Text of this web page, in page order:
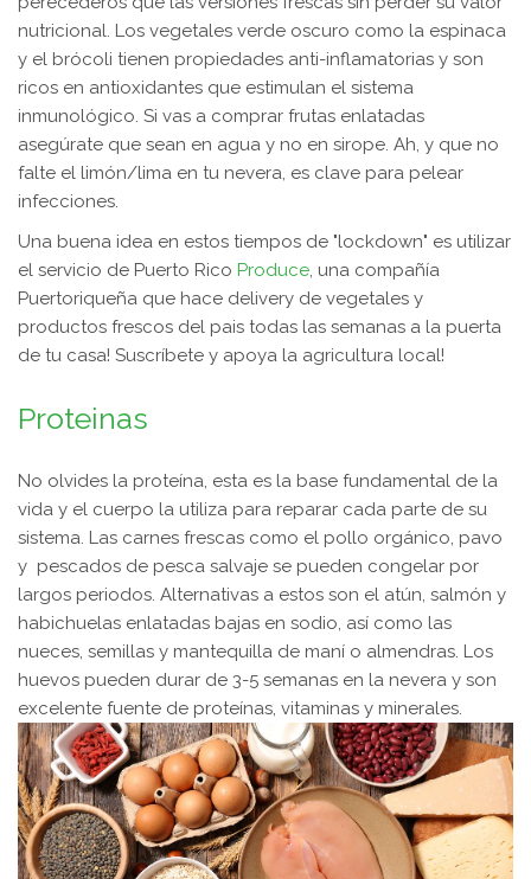
nutricional. Los vegetales verde oscuro como la espinaca
y el brócoli tienen propiedades anti-inflamatorias y son
ricos en antioxidantes que estimulan el sistema
inmunológico. Si vas a comprar frutas enlatadas
asegúrate que sean en agua y no en sirope. Ah, y que no
falte el limón/lima en tu nevera, es clave para pelear
infecciones.
Una buena idea en estos tiempos de "lockdown" es utilizar
el servicio de Puerto Rico Produce, una compañía
Puertoriqueña que hace delivery de vegetales y
productos frescos del pais todas las semanas a la puerta
de tu casa! Suscríbete y apoya la agricultura local!
Proteinas
No olvides la proteína, esta es la base fundamental de la
vida y el cuerpo la utiliza para reparar cada parte de su
sistema. Las carnes frescas como el pollo orgánico, pavo
y pescados de pesca salvaje se pueden congelar por
largos periodos. Alternativas a estos son el atún, salmón y
habichuelas enlatadas bajas en sodio, así como las
nueces, semillas y mantequilla de maní o almendras. Los
huevos pueden durar de 3-5 semanas en la nevera y son
excelente fuente de proteínas, vitaminas y minerales.